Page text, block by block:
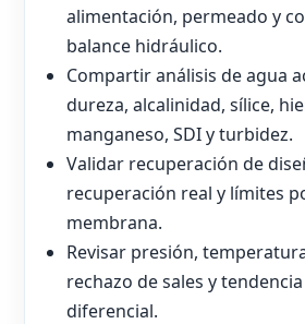
alimentación, permeado y
balance hidráulico.
Compartir análisis de agua
dureza, alcalinidad, sílice,
manganeso, SDI y turbidez.
Validar recuperación de
recuperación real y límites
membrana.
Revisar presión,
rechazo de sales y
diferencial.